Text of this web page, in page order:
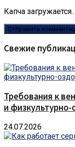
Капча загружается...
Свежие
Требования к
и
24.07.2026